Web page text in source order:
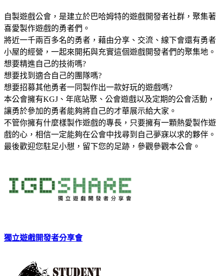
自製遊戲公會，是建立於巴哈姆特的遊戲開發者社群，聚集著
喜愛製作遊戲的勇者們。
將近一千兩百多名的勇者，藉由分享、交流、線下會還有勇者
小屋的經營，一起來開拓與充實這個遊戲開發者們的聚集地。
想要精進自己的技術嗎?
想要找到適合自己的團隊嗎?
想要招募其他勇者一同製作出一款好玩的遊戲嗎?
本公會擁有KGJ、年底站聚、公會遊戲以及定期的公會活動，
讓勇於參加的勇者能夠將自己的才華展示給大家。
不管你擁有什麼樣製作遊戲的專長，只要擁有一顆熱愛製作遊
戲的心，相信一定能夠在公會中找尋到自己夢寐以求的夥伴。
最後歡迎您駐足小憇，留下您的足跡，參觀參觀本公會。
獨立遊戲開發者分享會